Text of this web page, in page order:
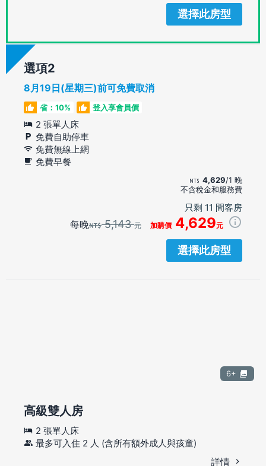
選擇此房型
選項
8月19日(星期三)前可免費取消
省：10% 登入享會員價
2 張單人床
免費自助停車
免費無線上網
免費早餐
4,629/1 晚
不含稅金和服務費
只剩 11 間客房
每晚 5,143元 加購價 4,629元
選擇此房型
6+
高級雙人房
2 張單人床
最多可入住 2 人 (含所有額外成人與孩童)
詳情